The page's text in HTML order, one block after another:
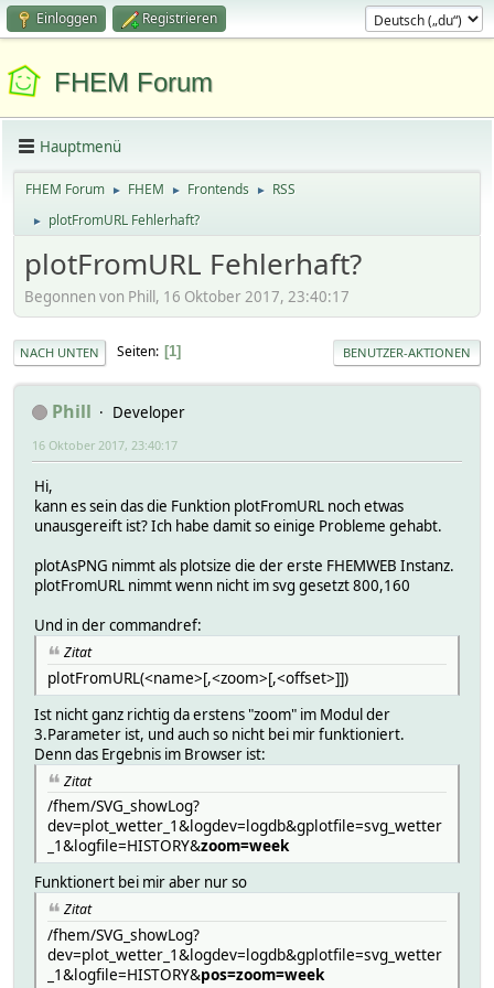
Einloggen Registrieren
FHEM Forum
Hauptmenü
FHEM Forum ► FHEM ► Frontends ► RSS
► plotFromURL Fehlerhaft?
plotFromURL Fehlerhaft?
Begonnen von Phill, 16 Oktober 2017, 23:40:17
NACH UNTEN Seiten 1 BENUTZER-AKTIONEN
Phill Developer
16 Oktober 2017, 23:40:17
Hi,
kann es sein das die Funktion plotFromURL noch etwas
unausgereift ist? Ich habe damit so einige Probleme gehabt.
plotAsPNG nimmt als plotsize die der erste FHEMWEB Instanz.
plotFromURL nimmt wenn nicht im svg gesetzt 800,160
Und in der commandref:
Zitat
plotFromURL(<name>[,<zoom>[,<offset>]])
Ist nicht ganz richtig da erstens "zoom" im Modul der
3.Parameter ist, und auch so nicht bei mir funktioniert.
Denn das Ergebnis im Browser ist:
Zitat
/fhem/SVG_showLog?
dev=plot_wetter_1&logdev=logdb&gplotfile=svg_wetter
_1&logfile=HISTORY&zoom=week
Funktionert bei mir aber nur so
Zitat
/fhem/SVG_showLog?
dev=plot_wetter_1&logdev=logdb&gplotfile=svg_wetter
_1&logfile=HISTORY&pos=zoom=week